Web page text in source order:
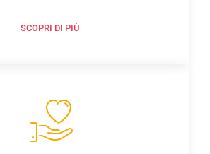
SCOPRI DI PIÙ